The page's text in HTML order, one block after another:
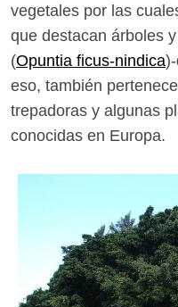
vegetales por las
que destacan árboles
(Opuntia ficus-nindica
eso, también
trepadoras y algunas
conocidas en Europa.